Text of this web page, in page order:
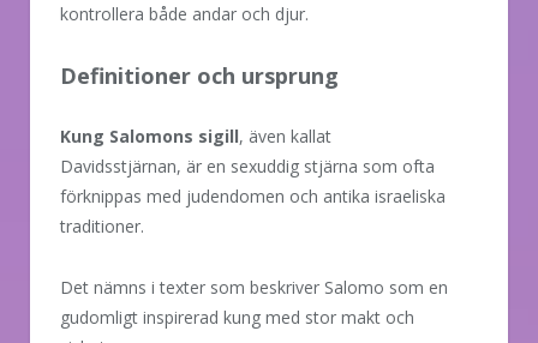
kontrollera både andar och djur.
Definitioner och ursprung
Kung Salomons sigill, även kallat
Davidsstjärnan, är en sexuddig stjärna som ofta
förknippas med judendomen och antika israeliska
traditioner.
Det nämns i texter som beskriver Salomo som en
gudomligt inspirerad kung med stor makt och